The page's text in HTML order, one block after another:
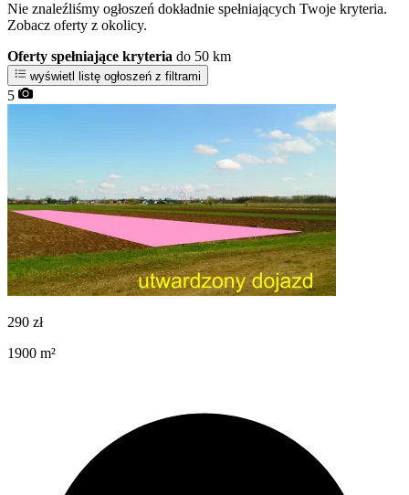
Nie znaleźliśmy ogłoszeń dokładnie spełniających Twoje kryteria.
Zobacz oferty z okolicy.
Oferty spełniające kryteria do 50 km
wyświetl listę ogłoszeń z filtrami
5
290 zł
1900 m²